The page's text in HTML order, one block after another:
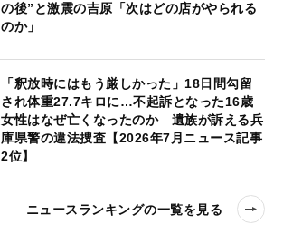
の後”と激震の吉原「次はどの店がやられる
のか」
「釈放時にはもう厳しかった」18日間勾留
され体重27.7キロに…不起訴となった16歳
女性はなぜ亡くなったのか 遺族が訴える兵
庫県警の違法捜査【2026年7月ニュース記事
2位】
ニュースランキングの一覧を見る